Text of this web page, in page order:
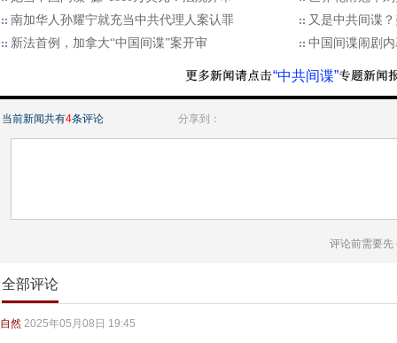
南加华人孙耀宁就充当中共代理人案认罪
又是中共间谍
新法首例，加拿大“中国间谍”案开审
中国间谍闹剧
“中共间谍”
当前新闻共有4条评论 分享到：
评论前需要先
全部评论
自然 2025年05月08日 19:45